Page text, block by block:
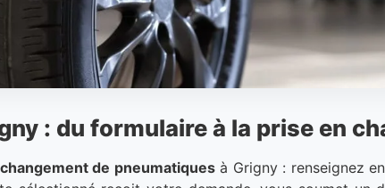
: du formulaire à la prise en
changement de pneumatiquesà Grigny : renseignez